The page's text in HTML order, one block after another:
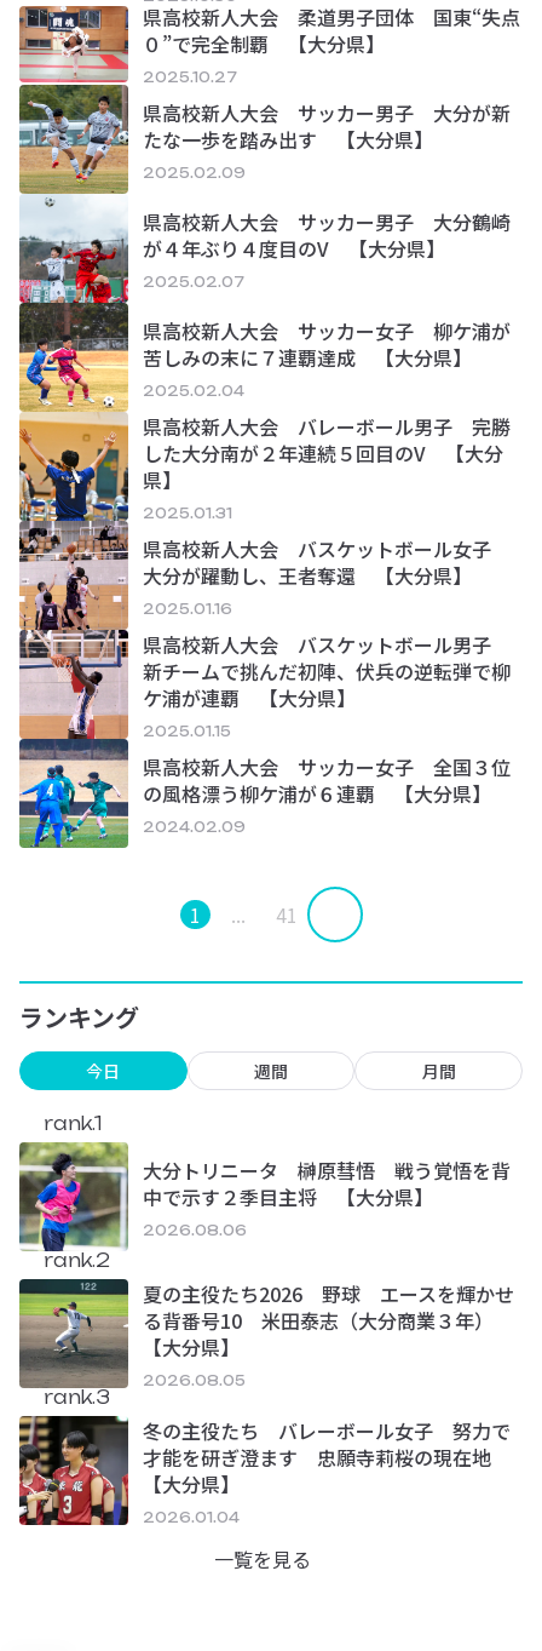
県高校新人大会 柔道男子団体 国東“失点
０”で完全制覇 【大分県】
2025.10.27
県高校新人大会 サッカー男子 大分が新
たな一歩を踏み出す 【大分県】
2025.02.09
県高校新人大会 サッカー男子 大分鶴崎
が４年ぶり４度目のV 【大分県】
2025.02.07
県高校新人大会 サッカー女子 柳ケ浦が
苦しみの末に７連覇達成 【大分県】
2025.02.04
県高校新人大会 バレーボール男子 完勝
した大分南が２年連続５回目のV 【大分
県】
2025.01.31
県高校新人大会 バスケットボール女子
大分が躍動し、王者奪還 【大分県】
2025.01.16
県高校新人大会 バスケットボール男子
新チームで挑んだ初陣、伏兵の逆転弾で柳
ケ浦が連覇 【大分県】
2025.01.15
県高校新人大会 サッカー女子 全国３位
の風格漂う柳ケ浦が６連覇 【大分県】
2024.02.09
1 ... 41
ランキング
今日 週間 月間
rank.1
大分トリニータ 榊原彗悟 戦う覚悟を背
中で示す２季目主将 【大分県】
2026.08.06
rank.2
夏の主役たち2026 野球 エースを輝かせ
る背番号10 米田泰志（大分商業３年）
【大分県】
2026.08.05
rank.3
冬の主役たち バレーボール女子 努力で
才能を研ぎ澄ます 忠願寺莉桜の現在地
【大分県】
2026.01.04
一覧を見る